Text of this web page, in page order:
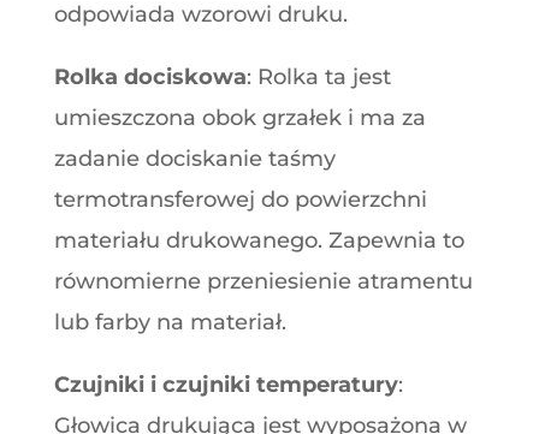
odpowiada wzorowi druku.
Rolka dociskowa: Rolka ta jest
umieszczona obok grzałek i ma za
zadanie dociskanie taśmy
termotransferowej do powierzchni
materiału drukowanego. Zapewnia to
równomierne przeniesienie atramentu
lub farby na materiał.
Czujniki i czujniki temperatury:
Głowica drukująca jest wyposażona w